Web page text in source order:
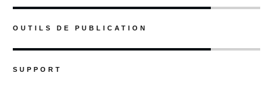
OUTILS DE PUBLICATION
SUPPORT